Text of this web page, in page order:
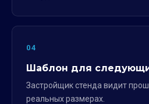
04
Шаблон для
Застройщик стенда видит
реальных размерах.